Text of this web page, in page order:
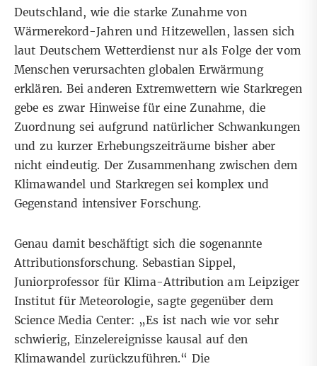
Deutschland, wie die starke Zunahme von
Wärmerekord-Jahren und Hitzewellen, lassen sich
lautDeutschem Wetterdienstnur als Folge der vom
Menschen verursachten globalen Erwärmung
erklären. Bei anderen Extremwettern wie Starkregen
gebe es zwar Hinweise für eine Zunahme, die
Zuordnung sei aufgrund natürlicher Schwankungen
und zu kurzer Erhebungszeiträume bisher aber
nicht eindeutig. Der Zusammenhang zwischen dem
Klimawandel und Starkregen sei komplex und
Gegenstand intensiver Forschung.
Genau damit beschäftigt sich die sogenannte
Attributionsforschung. Sebastian Sippel,
Juniorprofessor für Klima-Attribution am Leipziger
Institut für Meteorologie, sagte gegenüber dem
Science Media Center: „Es ist nach wie vor sehr
schwierig, Einzelereignisse kausal auf den
Klimawandel zurückzuführen.“ Die